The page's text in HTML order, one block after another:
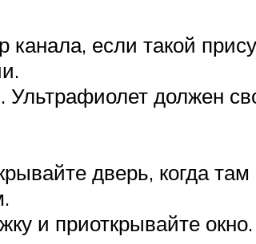
если такой
должен
дверь, когда
и приоткрывайте окно.